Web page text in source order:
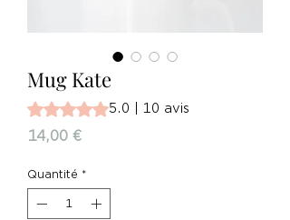
Mug Kate
La note est de 5.0 sur cinq étoiles selon
5.0 | 10 avis
14,00 €Prix
Quantité *